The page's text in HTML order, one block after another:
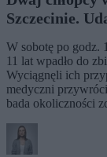
Szczecinie.
W sobotę po godz.
11 lat wpadło do
Wyciągnęli ich
medyczni
bada okoliczności